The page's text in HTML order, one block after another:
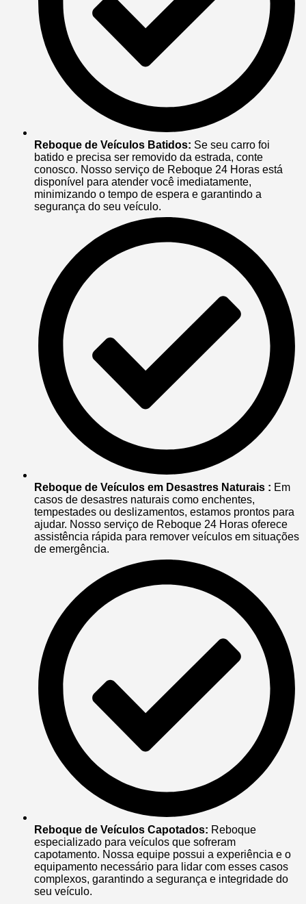
Reboque de Veículos Batidos: Se seu carro foi
batido e precisa ser removido da estrada, conte
conosco. Nosso serviço de Reboque 24 Horas está
disponível para atender você imediatamente,
minimizando o tempo de espera e garantindo a
segurança do seu veículo.
Reboque de Veículos em Desastres Naturais : Em
casos de desastres naturais como enchentes,
tempestades ou deslizamentos, estamos prontos para
ajudar. Nosso serviço de Reboque 24 Horas oferece
assistência rápida para remover veículos em situações
de emergência.
Reboque de Veículos Capotados: Reboque
especializado para veículos que sofreram
capotamento. Nossa equipe possui a experiência e o
equipamento necessário para lidar com esses casos
complexos, garantindo a segurança e integridade do
seu veículo.